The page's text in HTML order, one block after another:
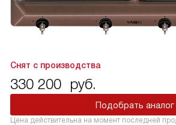
Снят с производства
330 200 руб.
Подобрать аналог
Цена действительна на момент последней